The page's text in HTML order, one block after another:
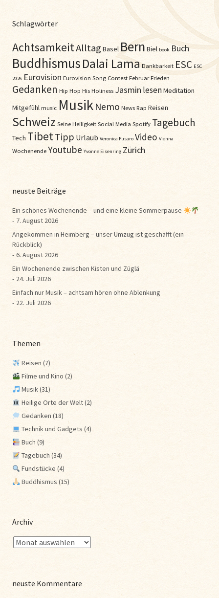
Schlagwörter
AchtsamkeitAlltag Basel BernBiel book Buch
BuddhismusDalai LamaDankbarkeit ESC ESC
2026 Eurovision Eurovision Song ContestFebruarFrieden
Gedanken Hip Hop His Holiness Jasmin lesenMeditation
Mitgefühlmusic Musik Nemo NewsRap Reisen
Schweiz Seine HeiligkeitSocial Media Spotify Tagebuch
Tech TibetTipp Urlaub Veronica Fusaro Video Vienna
WochenendeYoutube Yvonne Eisenring Zürich
neuste Beiträge
Ein schönes Wochenende – und eine kleine Sommerpause
7. August 2026
Angekommen in Heimberg – unser Umzug ist geschafft (ein
Rückblick)
6. August 2026
Ein Wochenende zwischen Kisten und Züglä
24. Juli 2026
Einfach nur Musik – achtsam hören ohne Ablenkung
22. Juli 2026
Themen
Reisen (7)
Filme und Kino (2)
Musik(31)
Heilige Orte der Welt(2)
Gedanken (18)
Technik und Gadgets (4)
Buch (9)
Tagebuch (34)
Fundstücke (4)
Buddhismus (15)
Archiv
neuste Kommentare